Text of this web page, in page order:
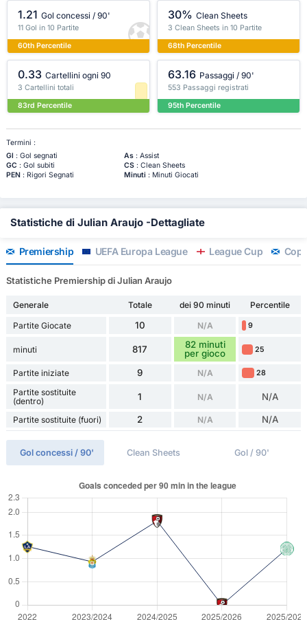
1.21 Gol concessi / 90'
11 Gol in 10 Partite
60th Percentile
30% Clean Sheets
3 Clean Sheets in 10 Partite
68th Percentile
0.33 Cartellini ogni 90
3 Cartellini totali
83rd Percentile
63.16 Passaggi / 90'
553 Passaggi registrati
95th Percentile
Termini :
Gl : Gol segnati As: Assist
GC : Gol subiti CS: Clean Sheets
PEN: Rigori Segnati Minuti : Minuti Giocati
Statistiche di Julian Araujo -Dettagliate
Premiership UEFA Europa League League Cup
Statistiche Premiership di Julian Araujo
Generale Totale dei 90 minuti
Percentile
Partite Giocate
10 N/A 9
minuti 817
82 minuti
per gioco
25
Partite iniziate 9 N/A 28
Partite sostituite
(dentro)
1 N/A N/A
Partite sostituite (fuori) 2 N/A N/A
Gol concessi / 90' Clean Sheets Gol / 90'